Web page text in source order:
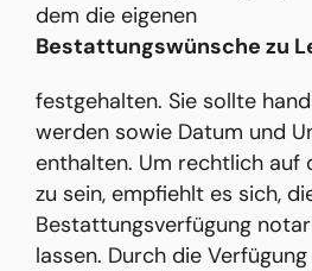
dem die eigenen
Bestattungswünsche zu
festgehalten. Sie sollte
werden sowie Datum und
enthalten. Um rechtlich auf
zu sein, empfiehlt es sich,
Bestattungsverfügung
lassen. Durch die